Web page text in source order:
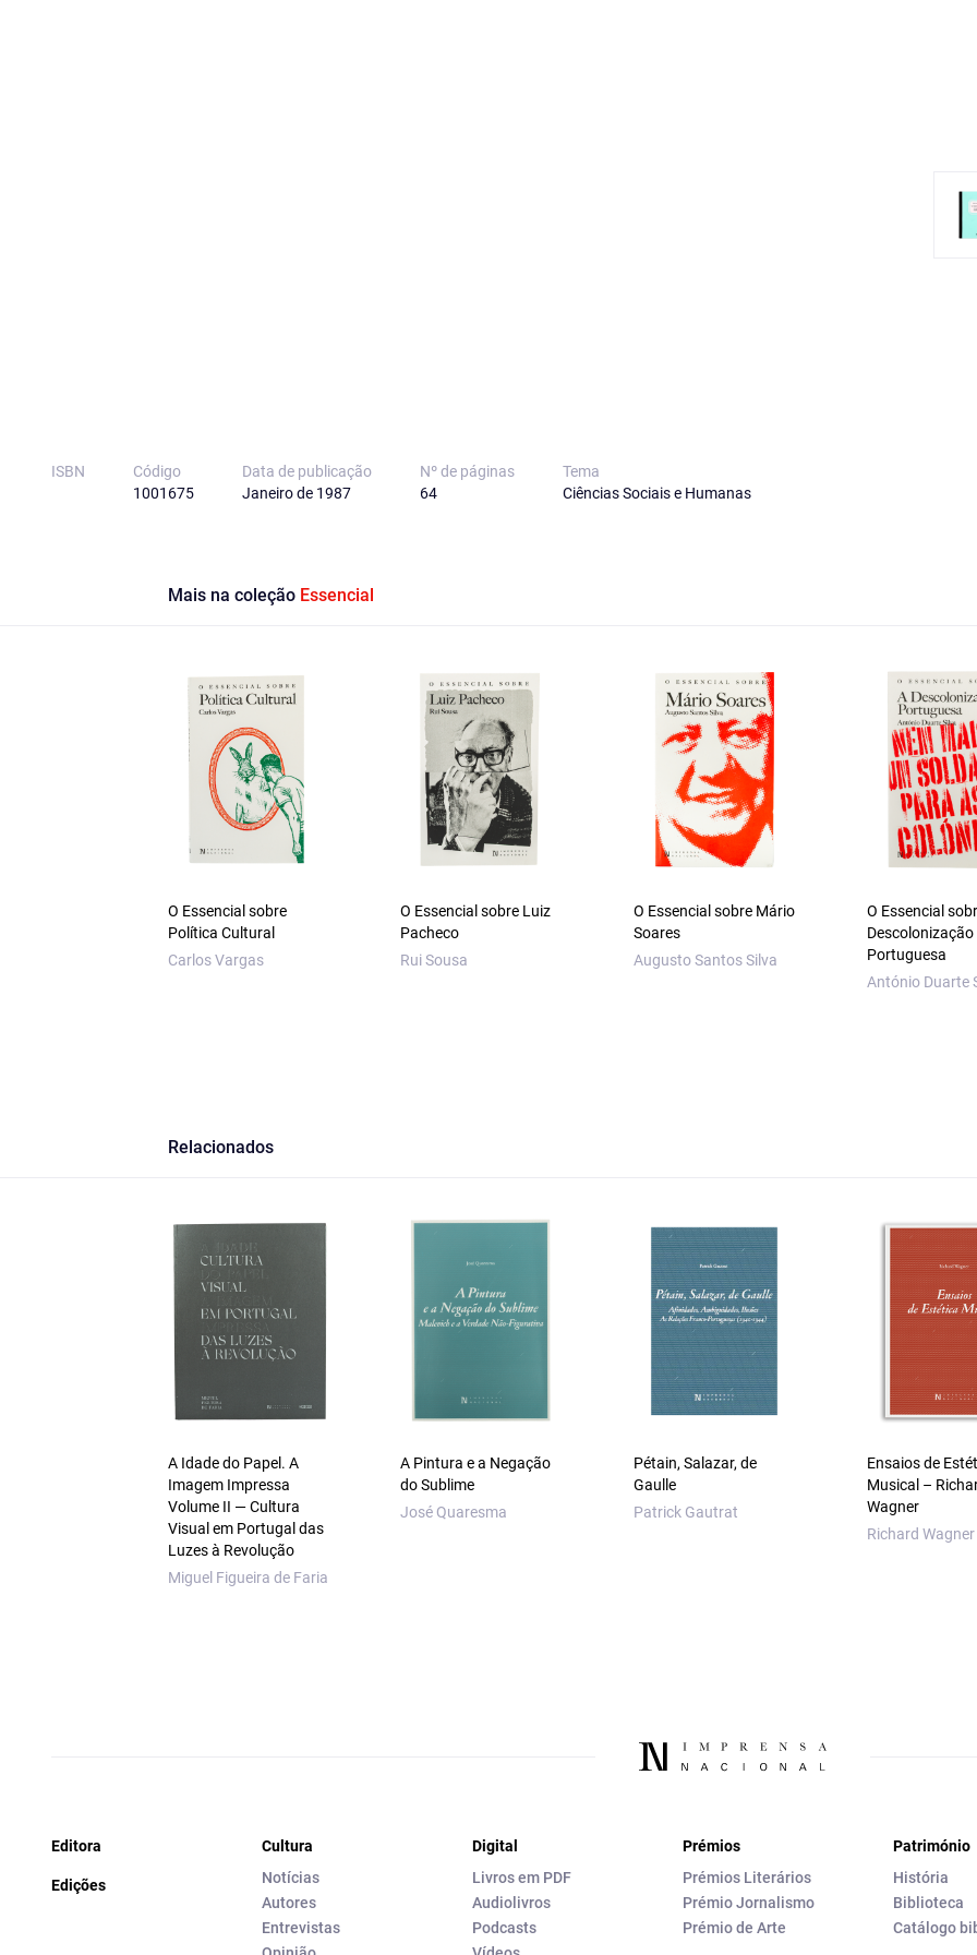
ISBN
Código
1001675
Data de publicação
Janeiro de 1987
Nº de páginas
64
Tema
Ciências Sociais e Humanas
Mais na coleção Essencial
O Essencial sobre
Política Cultural
Carlos Vargas
O Essencial sobre Luiz
Pacheco
Rui Sousa
O Essencial sobre Mário
Soares
Augusto Santos Silva
O Essencial
Descolonização
Portuguesa
António Duarte
Relacionados
A Idade do Papel. A
Imagem Impressa
Volume II — Cultura
Visual em Portugal das
Luzes à Revolução
Miguel Figueira de Faria
A Pintura e a Negação
do Sublime
José Quaresma
Pétain, Salazar, de
Gaulle
Patrick Gautrat
Ensaios de
Musical –
Wagner
Richard Wagner
Editora
Edições
Cultura
Notícias
Autores
Entrevistas
Digital
Livros em PDF
Audiolivros
Podcasts
Prémios
Prémios Literários
Prémio Jornalismo
Prémio de Arte
Património
História
Biblioteca
Catálogo